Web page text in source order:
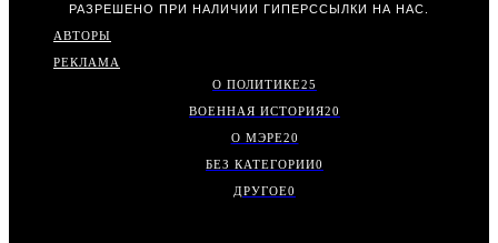
РАЗРЕШЕНО ПРИ НАЛИЧИИ ГИПЕРССЫЛКИ НА НАС.
АВТОРЫ
РЕКЛАМА
О ПОЛИТИКЕ25
ВОЕННАЯ ИСТОРИЯ20
О МЭРЕ20
БЕЗ КАТЕГОРИИ0
ДРУГОЕ0